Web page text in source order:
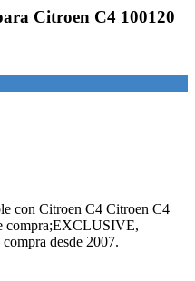
Citroen C4 100120
con Citroen C4 Citroen C4
compra;EXCLUSIVE,
desde 2007.